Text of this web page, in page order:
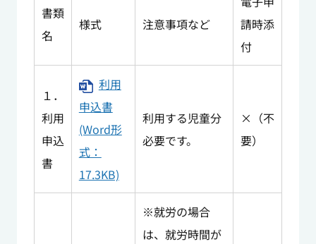
書類
名
様式 注意事項など
請時添
付
１．
利用
申込
書
利用
申込書
(Word形
式：
17.3KB)
利用する児童分
必要です。
×（不
要）
※就労の場合
は、就労時間が